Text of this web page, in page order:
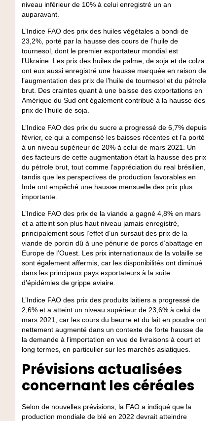
niveau inférieur de 10% à celui enregistré un an
auparavant.
L’Indice FAO des prix des huiles végétales a bondi de
23,2%, porté par la hausse des cours de l’huile de
tournesol, dont le premier exportateur mondial est
l’Ukraine. Les prix des huiles de palme, de soja et de colza
ont eux aussi enregistré une hausse marquée en raison de
l’augmentation des prix de l’huile de tournesol et du pétrole
brut. Des craintes quant à une baisse des exportations en
Amérique du Sud ont également contribué à la hausse des
prix de l’huile de soja.
L’Indice FAO des prix du sucre a progressé de 6,7% depuis
février, ce qui a compensé les baisses récentes et l’a porté
à un niveau supérieur de 20% à celui de mars 2021. Un
des facteurs de cette augmentation était la hausse des prix
du pétrole brut, tout comme l’appréciation du real brésilien,
tandis que les perspectives de production favorables en
Inde ont empêché une hausse mensuelle des prix plus
importante.
L’Indice FAO des prix de la viande a gagné 4,8% en mars
et a atteint son plus haut niveau jamais enregistré,
principalement sous l’effet d’un sursaut des prix de la
viande de porcin dû à une pénurie de porcs d’abattage en
Europe de l’Ouest. Les prix internationaux de la volaille se
sont également affermis, car les disponibilités ont diminué
dans les principaux pays exportateurs à la suite
d’épidémies de grippe aviaire.
L’Indice FAO des prix des produits laitiers a progressé de
2,6% et a atteint un niveau supérieur de 23,6% à celui de
mars 2021, car les cours du beurre et du lait en poudre ont
nettement augmenté dans un contexte de forte hausse de
la demande à l’importation en vue de livraisons à court et
long termes, en particulier sur les marchés asiatiques.
Prévisions actualisées
concernant les céréales
Selon de nouvelles prévisions, la FAO a indiqué que la
production mondiale de blé en 2022 devrait atteindre